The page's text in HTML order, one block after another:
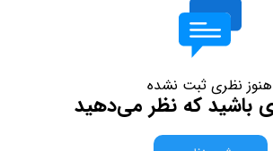
هنوز نظری ثبت نشده
باشید که نظر می‌دهید